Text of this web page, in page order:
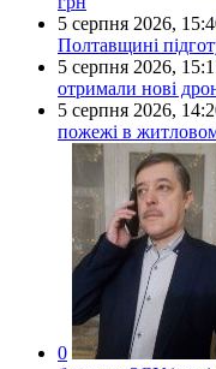
5 серпня 2026,
Полтавщині
5 серпня 2026,
отримали нові
5 серпня 2026,
пожежі в
0